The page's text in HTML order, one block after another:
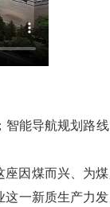
能导航规划路
因煤而兴、为
一新质生产力发